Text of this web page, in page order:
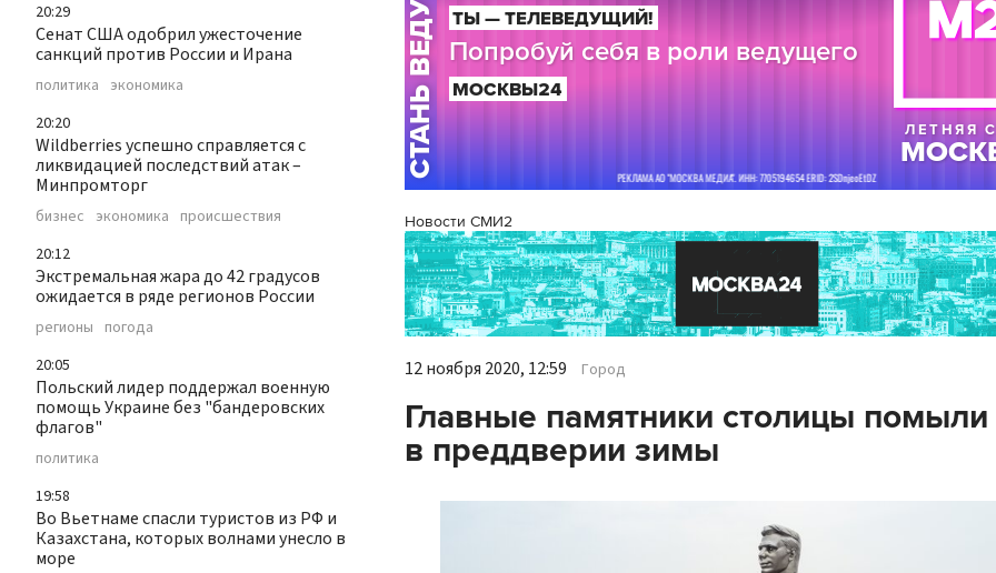
20:29
Сенат США одобрил ужесточение
санкций против России и Ирана
политика экономика
20:20
Wildberries успешно справляется с
ликвидацией последствий атак –
Минпромторг
бизнес экономика происшествия
20:12
Экстремальная жара до 42 градусов
ожидается в ряде регионов России
регионы погода
20:05
Польский лидер поддержал военную
помощь Украине без "бандеровских
флагов"
политика
19:58
Во Вьетнаме спасли туристов из РФ и
Казахстана, которых волнами унесло в
море
Новости СМИ2
12 ноября 2020, 12:59 Город
Главные памятники столицы помыли
в преддверии зимы